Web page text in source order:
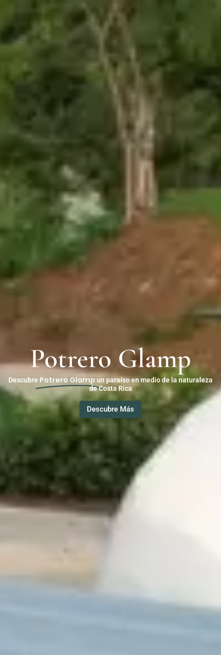
Potrero Glamp
Descubre Potrero Glamp un paraíso en medio de la naturaleza
de Costa Rica
Descubre Más